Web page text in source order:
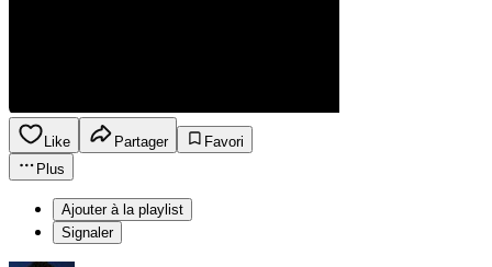
Like Partager
Favori
Plus
Ajouter à la playlist
Signaler